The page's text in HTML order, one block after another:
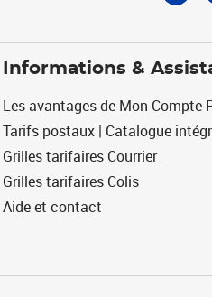
Informations &
Les avantages de Mon Compte
Tarifs postaux | Catalogue
Grilles tarifaires Courrier
Grilles tarifaires Colis
Aide et contact